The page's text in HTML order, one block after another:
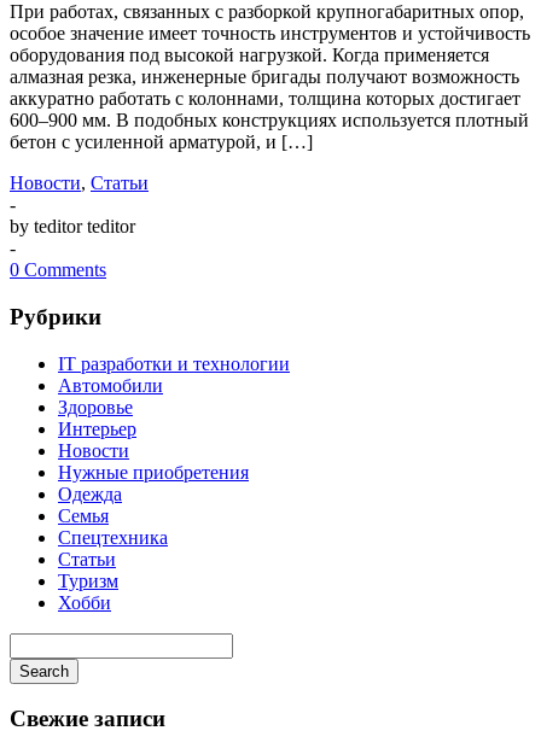
При работах, связанных с разборкой крупногабаритных опор,
особое значение имеет точность инструментов и устойчивость
оборудования под высокой нагрузкой. Когда применяется
алмазная резка, инженерные бригады получают возможность
аккуратно работать с колоннами, толщина которых достигает
600–900 мм. В подобных конструкциях используется плотный
бетон с усиленной арматурой, и […]
Новости, Статьи
-
by teditor teditor
-
0 Comments
Рубрики
IT разработки и технологии
Автомобили
Здоровье
Интерьер
Новости
Нужные приобретения
Одежда
Семья
Спецтехника
Статьи
Туризм
Хобби
Search
Свежие записи